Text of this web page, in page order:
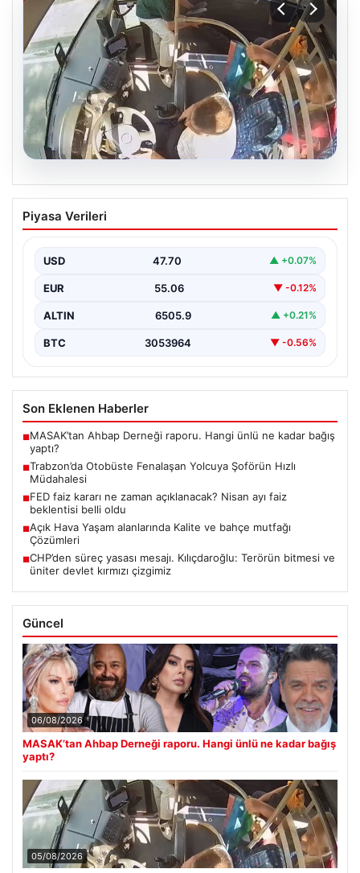
Trabzon’da Otobüste Fenalaşan
Yolcuya Şoförün Hızlı Müdahalesi
yaşındaki yolcu Hasan Öner’in hayatı, şoför Sinan
Erdoğan’ın…
Piyasa Verileri
USD 47.70 ▲ +0.07%
EUR 55.06 ▼ -0.12%
ALTIN 6505.9 ▲ +0.21%
BTC 3053964 ▼ -0.56%
Son Eklenen Haberler
■MASAK’tan Ahbap Derneği raporu. Hangi ünlü ne kadar bağış
yaptı?
■Trabzon’da Otobüste Fenalaşan Yolcuya Şoförün Hızlı
Müdahalesi
■FED faiz kararı ne zaman açıklanacak? Nisan ayı faiz
beklentisi belli oldu
■Açık Hava Yaşam alanlarında Kalite ve bahçe mutfağı
Çözümleri
■CHP’den süreç yasası mesajı. Kılıçdaroğlu: Terörün bitmesi ve
üniter devlet kırmızı çizgimiz
Güncel
06/08/2026
MASAK’tan Ahbap Derneği raporu. Hangi ünlü ne kadar bağış
yaptı?
05/08/2026